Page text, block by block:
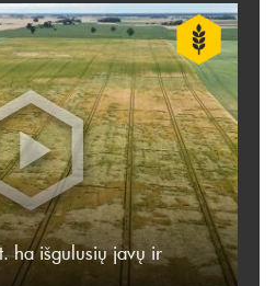
ha išgulusių javų ir